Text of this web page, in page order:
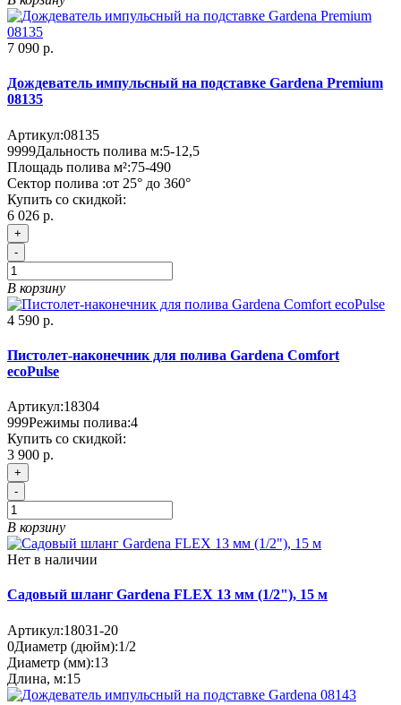
7 090 р.
Дождеватель импульсный на подставке Gardena Premium
08135
Артикул:08135
9999Дальность полива м:5-12,5
Площадь полива м²:75-490
Сектор полива :от 25° до 360°
Купить со скидкой:
6 026 р.
+
-
В корзину
4 590 р.
Пистолет-наконечник для полива Gardena Comfort
ecoPulse
Артикул:18304
999Режимы полива:4
Купить со скидкой:
3 900 р.
+
-
В корзину
Нет в наличии
Садовый шланг Gardena FLEX 13 мм (1/2"), 15 м
Артикул:18031-20
0Диаметр (дюйм):1/2
Диаметр (мм):13
Длина, м:15